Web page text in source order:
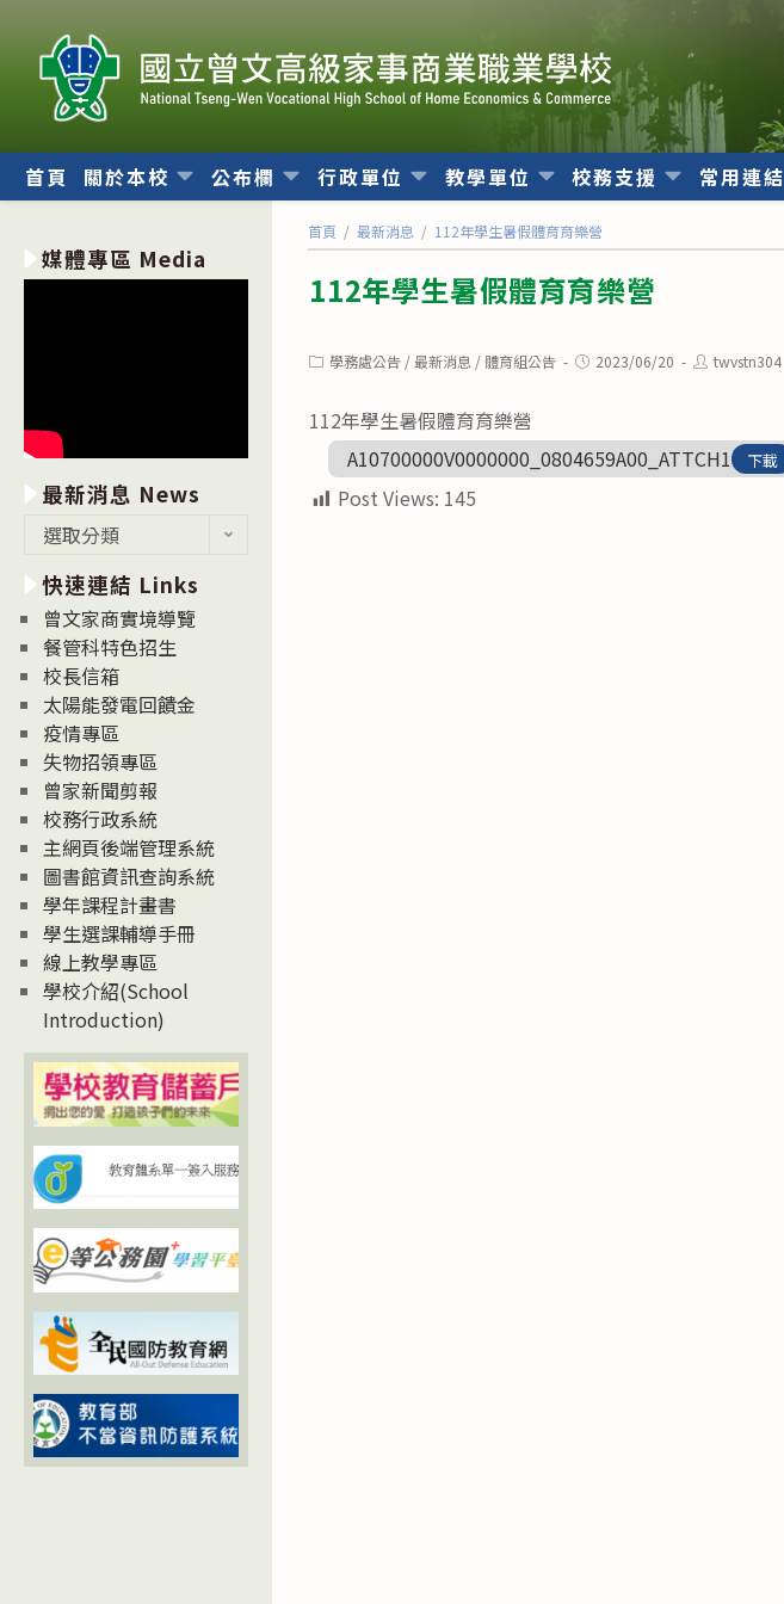
內
首頁 關於本校 公布欄 行政單位 教學單位 校務支援 常用連結
首頁 / 最新消息 / 112年學生暑假體育育樂營
112年學生暑假體育育樂營
Post學務處公告 / 最新消息 / 體育組公告
Post2023/06/20
Posttwvstn304
112年學生暑假體育育樂營
A10700000V0000000_0804659A00_ATTCH1
下載
Post Views: 145
媒體專區 Media
最新消息 News
消
息
News
選取分類
快速連結 Links
曾文家商實境導覽
餐管科特色招生
校長信箱
太陽能發電回饋金
疫情專區
失物招領專區
曾家新聞剪報
校務行政系統
主網頁後端管理系統
圖書館資訊查詢系統
學年課程計畫書
學生選課輔導手冊
線上教學專區
學校介紹(School
Introduction)